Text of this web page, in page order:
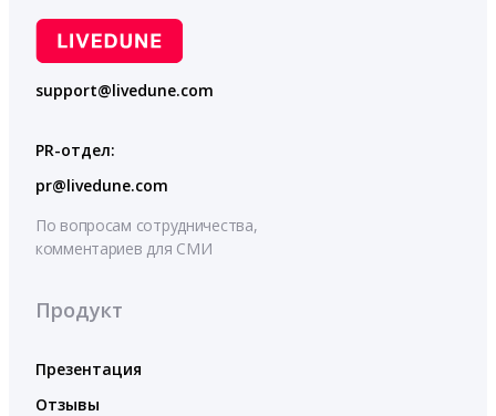
support@livedune.com
PR-отдел:
pr@livedune.com
По вопросам сотрудничества,
комментариев для СМИ
Продукт
Презентация
Отзывы